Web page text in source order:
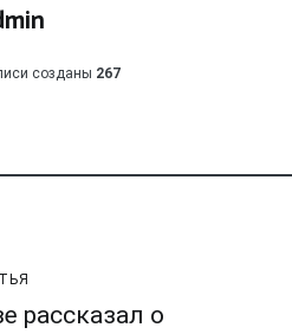
созданы 267
рассказал о